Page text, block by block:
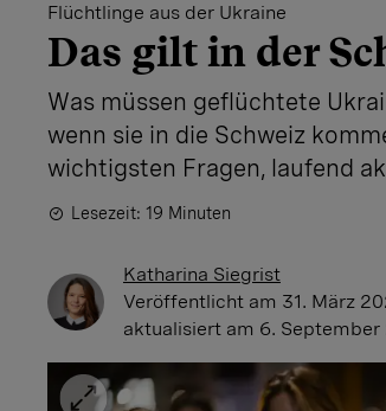
Flüchtlinge aus der Ukraine
Das gilt in der
Was müssen geflüchtete
wenn sie in die Schweiz
wichtigsten Fragen, laufend
Lesezeit: 19 Minuten
Katharina Siegrist
Veröffentlicht am 31. März
aktualisiert am 6. September